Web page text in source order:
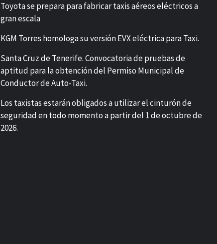
Toyota se prepara para fabricar taxis aéreos eléctricos a
gran escala
KGM Torres homologa su versión EVX eléctrica para Taxi.
Santa Cruz de Tenerife. Convocatoria de pruebas de
aptitud para la obtención del Permiso Municipal de
Conductor de Auto-Taxi.
Los taxistas estarán obligados a utilizar el cinturón de
seguridad en todo momento a partir del 1 de octubre de
2026.